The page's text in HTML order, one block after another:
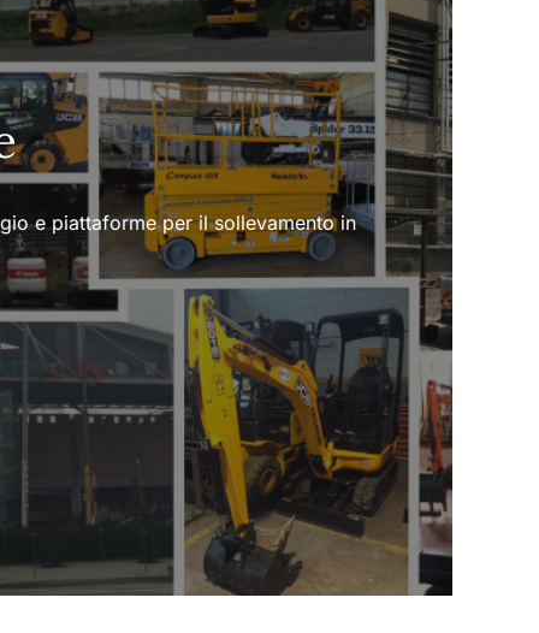
e piattaforme per il sollevamento in